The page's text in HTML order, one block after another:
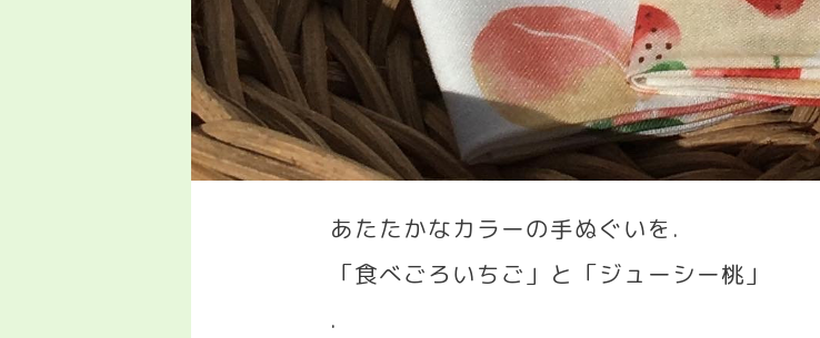
あたたかなカラーの手ぬぐいを .
「食べごろいちご」と「ジューシー桃」
.